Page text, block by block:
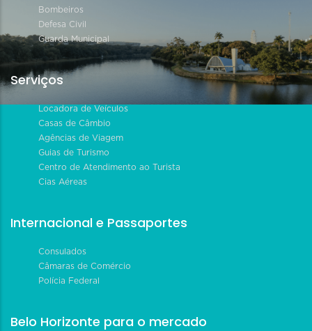
Bombeiros
Defesa Civil
Guarda Municipal
Serviços
Locadora de Veículos
Casas de Câmbio
Agências de Viagem
Guias de Turismo
Centro de Atendimento ao Turista
Cias Aéreas
Internacional e Passaportes
Consulados
Câmaras de Comércio
Polícia Federal
Belo Horizonte para o mercado